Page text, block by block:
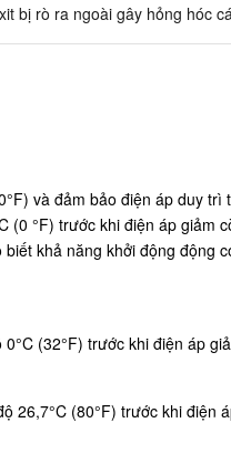
bị rò ra ngoài gây hỏng hóc
và đảm bảo điện áp duy trì
(0 °F) trước khi điện áp giảm
khả năng khởi động động
(32°F) trước khi điện áp
26,7°C (80°F) trước khi điện